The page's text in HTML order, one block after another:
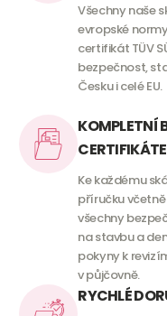
Všechny naše
evropské
certifikát TÜV
bezpečnost,
Česku i celé EU.
KOMPLETNÍ
Ke každému
příručku včetně
všechny
na stavbu a
pokyny k
v půjčovně.
RYCHLÉ